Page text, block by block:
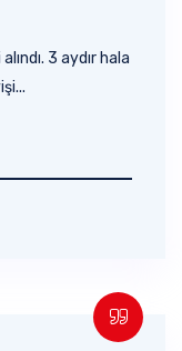
3 aydır hala